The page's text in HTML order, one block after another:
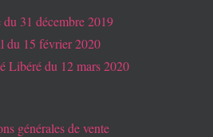
31 décembre 2019
du 15 février 2020
Libéré du 12 mars 2020
générales de vente